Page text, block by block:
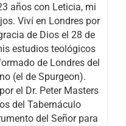
años con Leticia, mi
Viví en Londres por
de Dios el 28 de
estudios teológicos
de Londres del
(el de Spurgeon).
el Dr. Peter Masters
del Tabernáculo
del Señor para